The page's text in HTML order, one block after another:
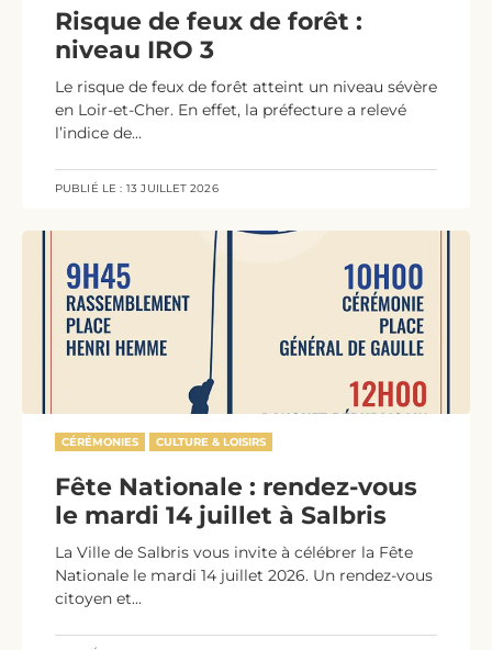
Risque de feux de forêt :
niveau IRO 3
Le risque de feux de forêt atteint un niveau sévère
en Loir-et-Cher. En effet, la préfecture a relevé
l’indice de...
PUBLIÉ LE : 13 JUILLET 2026
CÉRÉMONIES CULTURE & LOISIRS
Fête Nationale : rendez-vous
le mardi 14 juillet à Salbris
La Ville de Salbris vous invite à célébrer la Fête
Nationale le mardi 14 juillet 2026. Un rendez-vous
citoyen et...